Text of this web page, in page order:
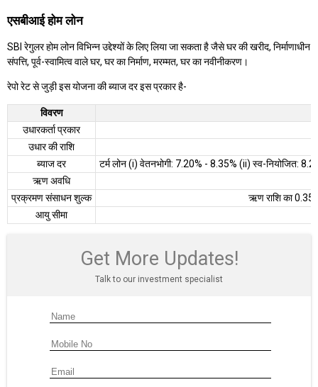
एसबीआई होम लोन
SBI रेगुलर होम लोन विभिन्न उद्देश्यों के लिए लिया जा सकता है जैसे घर की खरीद, निर्माणाधीन
संपत्ति, पूर्व-स्वामित्व वाले घर, घर का निर्माण, मरम्मत, घर का नवीनीकरण।
रेपो रेट से जुड़ी इस योजना की ब्याज दर इस प्रकार है-
विवरण
उधारकर्ता प्रकार
उधार की राशि
ब्याज दर
टर्म लोन (i) वेतनभोगी: 7.20% - 8.35% (ii) स्व-नियोजित:
ऋण अवधि
प्रक्रमण संसाधन शुल्क
ऋण राशि का
आयु सीमा
Get More Updates!
Talk to our investment specialist